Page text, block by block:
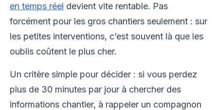
en temps réel devient vite rentable. Pas
forcément pour les gros chantiers seulement : sur
les petites interventions, c’est souvent là que les
oublis coûtent le plus cher.
Un critère simple pour décider : si vous perdez
plus de 30 minutes par jour à chercher des
informations chantier, à rappeler un compagnon